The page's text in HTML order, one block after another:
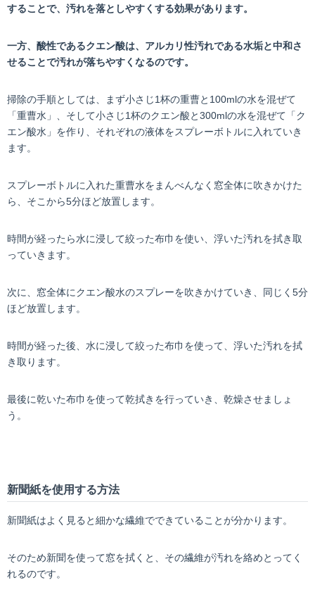
することで、汚れを落としやすくする効果があります。
一方、酸性であるクエン酸は、アルカリ性汚れである水垢と中和さ
せることで汚れが落ちやすくなるのです。
掃除の手順としては、まず小さじ1杯の重曹と100mlの水を混ぜて
「重曹水」、そして小さじ1杯のクエン酸と300mlの水を混ぜて「ク
エン酸水」を作り、それぞれの液体をスプレーボトルに入れていき
ます。
スプレーボトルに入れた重曹水をまんべんなく窓全体に吹きかけた
ら、そこから5分ほど放置します。
時間が経ったら水に浸して絞った布巾を使い、浮いた汚れを拭き取
っていきます。
次に、窓全体にクエン酸水のスプレーを吹きかけていき、同じく5分
ほど放置します。
時間が経った後、水に浸して絞った布巾を使って、浮いた汚れを拭
き取ります。
最後に乾いた布巾を使って乾拭きを行っていき、乾燥させましょ
う。
新聞紙を使用する方法
新聞紙はよく見ると細かな繊維でできていることが分かります。
そのため新聞を使って窓を拭くと、その繊維が汚れを絡めとってく
れるのです。